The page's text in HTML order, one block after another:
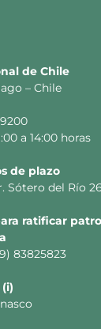
de Chile
– Chile
a 14:00 horas
de plazo
Sótero del Río
ratificar
83825823